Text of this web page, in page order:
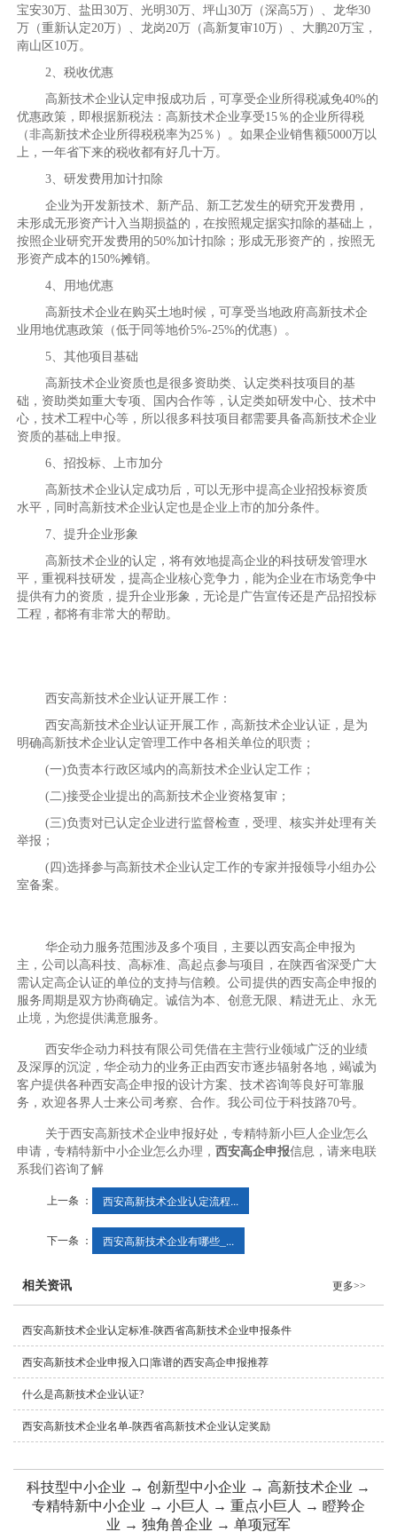
宝安30万、盐田30万、光明30万、坪山30万（深高5万）、龙华30
万（重新认定20万）、龙岗20万（高新复审10万）、大鹏20万宝，
南山区10万。
2、税收优惠
高新技术企业认定申报成功后，可享受企业所得税减免40%的
优惠政策，即根据新税法：高新技术企业享受15％的企业所得税
（非高新技术企业所得税税率为25％）。如果企业销售额5000万以
上，一年省下来的税收都有好几十万。
3、研发费用加计扣除
企业为开发新技术、新产品、新工艺发生的研究开发费用，
未形成无形资产计入当期损益的，在按照规定据实扣除的基础上，
按照企业研究开发费用的50%加计扣除；形成无形资产的，按照无
形资产成本的150%摊销。
4、用地优惠
高新技术企业在购买土地时候，可享受当地政府高新技术企
业用地优惠政策（低于同等地价5%-25%的优惠）。
5、其他项目基础
高新技术企业资质也是很多资助类、认定类科技项目的基
础，资助类如重大专项、国内合作等，认定类如研发中心、技术中
心，技术工程中心等，所以很多科技项目都需要具备高新技术企业
资质的基础上申报。
6、招投标、上市加分
高新技术企业认定成功后，可以无形中提高企业招投标资质
水平，同时高新技术企业认定也是企业上市的加分条件。
7、提升企业形象
高新技术企业的认定，将有效地提高企业的科技研发管理水
平，重视科技研发，提高企业核心竞争力，能为企业在市场竞争中
提供有力的资质，提升企业形象，无论是广告宣传还是产品招投标
工程，都将有非常大的帮助。
西安高新技术企业认证开展工作：
西安高新技术企业认证开展工作，高新技术企业认证，是为
明确高新技术企业认定管理工作中各相关单位的职责；
(一)负责本行政区域内的高新技术企业认定工作；
(二)接受企业提出的高新技术企业资格复审；
(三)负责对已认定企业进行监督检查，受理、核实并处理有关
举报；
(四)选择参与高新技术企业认定工作的专家并报领导小组办公
室备案。
华企动力服务范围涉及多个项目，主要以西安高企申报为
主，公司以高科技、高标准、高起点参与项目，在陕西省深受广大
需认定高企认证的单位的支持与信赖。公司提供的西安高企申报的
服务周期是双方协商确定。诚信为本、创意无限、精进无止、永无
止境，为您提供满意服务。
西安华企动力科技有限公司凭借在主营行业领域广泛的业绩
及深厚的沉淀，华企动力的业务正由西安市逐步辐射各地，竭诚为
客户提供各种西安高企申报的设计方案、技术咨询等良好可靠服
务，欢迎各界人士来公司考察、合作。我公司位于科技路70号。
关于西安高新技术企业申报好处，专精特新小巨人企业怎么
申请，专精特新中小企业怎么办理， 西安高企申报信息，请来电联
系我们咨询了解
上一条 ： 西安高新技术企业认定流程...
下一条 ： 西安高新技术企业有哪些_...
相关资讯 更多>>
西安高新技术企业认定标准-陕西省高新技术企业申报条件
西安高新技术企业申报入口|靠谱的西安高企申报推荐
什么是高新技术企业认证?
西安高新技术企业名单-陕西省高新技术企业认定奖励
科技型中小企业 → 创新型中小企业 → 高新技术企业 →
专精特新中小企业 → 小巨人 → 重点小巨人 → 瞪羚企
业 → 独角兽企业 → 单项冠军